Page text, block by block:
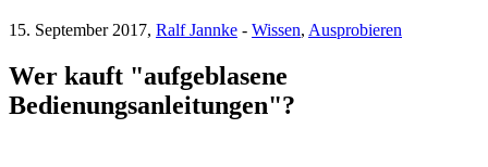
15. September 2017, Ralf Jannke - Wissen, Ausprobieren
Wer kauft "aufgeblasene
Bedienungsanleitungen"?